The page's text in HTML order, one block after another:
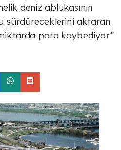
deniz ablukasının
sürdüreceklerini aktaran
para kaybediyor”